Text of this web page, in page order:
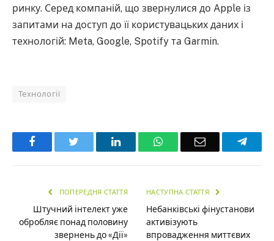
ринку. Серед компаній, що звернулися до Apple із
запитами на доступ до її користувацьких даних і
технологій: Meta, Google, Spotify та Garmin.
Технології
Facebook LinkedInWhatsAppEmail
ПОПЕРЕДНЯ СТАТТЯ
Штучний інтелект уже
обробляє понад половину
звернень до «Дії»
НАСТУПНА СТАТТЯ
Небанківські фінустанови
активізують
впровадження миттєвих